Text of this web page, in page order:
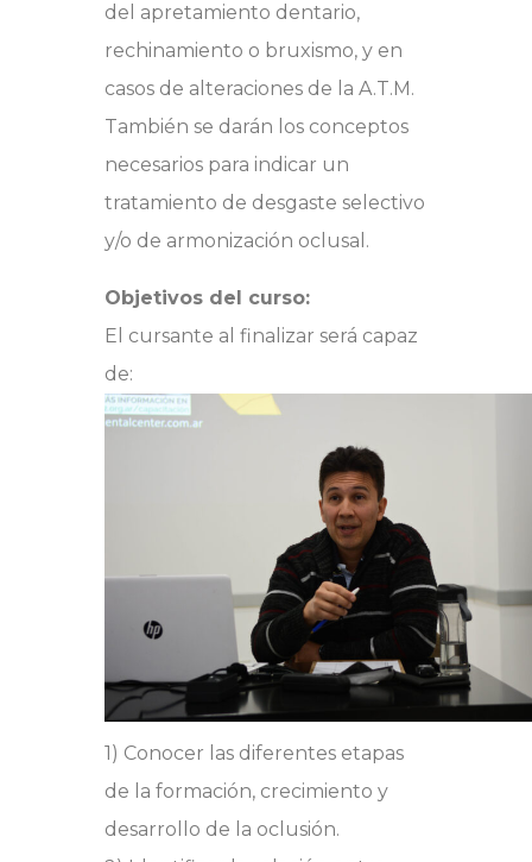
del apretamiento dentario,
rechinamiento o bruxismo, y en
casos de alteraciones de la A.T.M.
También se darán los conceptos
necesarios para indicar un
tratamiento de desgaste selectivo
y/o de armonización oclusal.
Objetivos del curso:
El cursante al finalizar será capaz
de:
1) Conocer las diferentes etapas
de la formación, crecimiento y
desarrollo de la oclusión.